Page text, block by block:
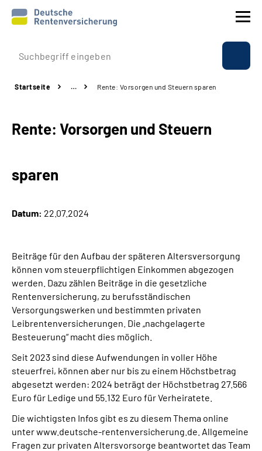
Prävention
Rente
Online-Services
Suche
Language
Inhalte in Gebärdensprache (DGS)
Leichte Sprache
Mein Kundenportal
Startseite … Rente: Vorsorgen und Steuern sparen
Rente: Vorsorgen und Steuern
sparen
Datum: 22.07.2024
Beiträge für den Aufbau der späteren Altersversorgung
können vom steuerpflichtigen Einkommen abgezogen
werden. Dazu zählen Beiträge in die gesetzliche
Rentenversicherung, zu berufsständischen
Versorgungswerken und bestimmten privaten
Leibrentenversicherungen. Die „nachgelagerte
Besteuerung“ macht dies möglich.
Seit 2023 sind diese Aufwendungen in voller Höhe
steuerfrei, können aber nur bis zu einem Höchstbetrag
abgesetzt werden: 2024 beträgt der Höchstbetrag 27.566
Euro für Ledige und 55.132 Euro für Verheiratete.
Die wichtigsten Infos gibt es zu diesem Thema online
unter www.deutsche-rentenversicherung.de. Allgemeine
Fragen zur privaten Altersvorsorge beantwortet das Team